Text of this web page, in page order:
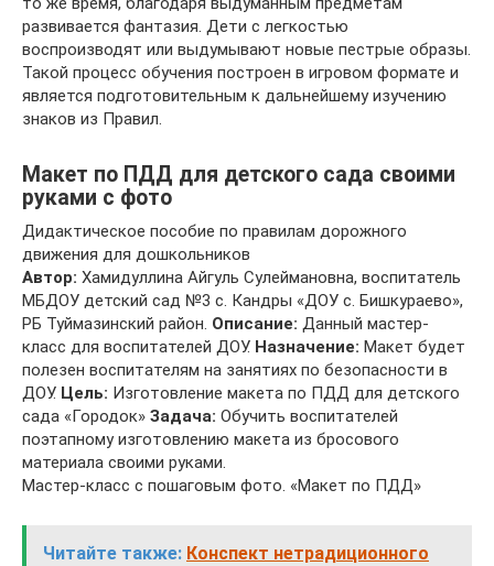
развивается фантазия. Дети с легкостью
воспроизводят или выдумывают новые пестрые образы.
Такой процесс обучения построен в игровом формате и
является подготовительным к дальнейшему изучению
знаков из Правил.
Макет по ПДД для детского сада своими
руками с фото
Дидактическое пособие по правилам дорожного
движения для дошкольников
Автор: Хамидуллина Айгуль Сулеймановна, воспитатель
МБДОУ детский сад №3 с. Кандры «ДОУ с. Бишкураево»,
РБ Туймазинский район. Описание: Данный мастер-
класс для воспитателей ДОУ. Назначение: Макет будет
полезен воспитателям на занятиях по безопасности в
ДОУ. Цель: Изготовление макета по ПДД для детского
сада «Городок» Задача: Обучить воспитателей
поэтапному изготовлению макета из бросового
материала своими руками.
Мастер-класс с пошаговым фото. «Макет по ПДД»
Читайте также: Конспект нетрадиционного